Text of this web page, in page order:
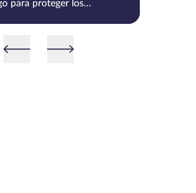
para proteger los